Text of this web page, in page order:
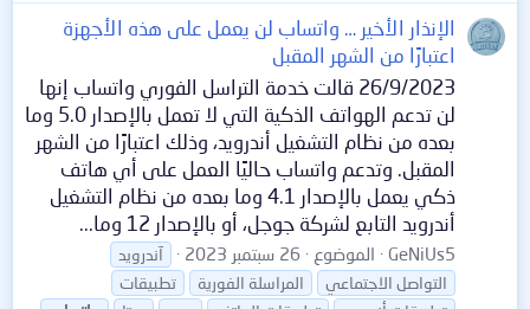
الإنذار الأخير … واتساب لن يعمل على هذه الأجهزة
اعتبارًا من الشهر المقبل
26/9/2023 قالت خدمة التراسل الفوري واتساب إنها
لن تدعم الهواتف الذكية التي لا تعمل بالإصدار 5.0 وما
بعده من نظام التشغيل أندرويد، وذلك اعتبارًا من الشهر
المقبل. وتدعم واتساب حاليًا العمل على أي هاتف
ذكي يعمل بالإصدار 4.1 وما بعده من نظام التشغيل
أندرويد التابع لشركة جوجل، أو بالإصدار 12 وما...
GeNiUs5 الموضوع 26 سبتمبر 2023
آندرويد
التواصل الاجتماعي
المراسلة الفورية
تطبيقات